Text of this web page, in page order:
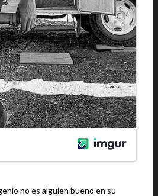
no es alguien bueno en su